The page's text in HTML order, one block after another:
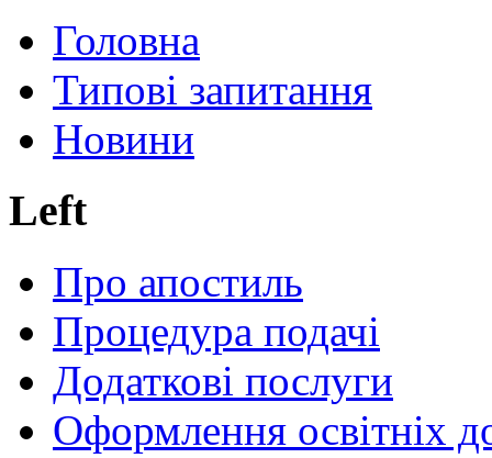
Головна
Типові запитання
Новини
Left
Про апостиль
Процедура подачі
Додаткові послуги
Оформлення освітніх